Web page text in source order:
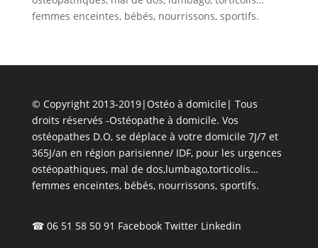
femmes enceintes, bébés, nourrissons, sportifs.
© Copyright 2013-2019|Ostéo à domicile| Tous
droits réservés -Ostéopathe à domicile. Vos
ostéopathes D.O, se déplace à votre domicile 7J/7 et
365J/an en région parisienne/ IDF, pour les urgences
ostéopathiques, mal de dos,lumbago,torticolis…
femmes enceintes, bébés, nourrissons, sportifs.
☎ 06 51 58 50 91 Facebook Twitter Linkedin